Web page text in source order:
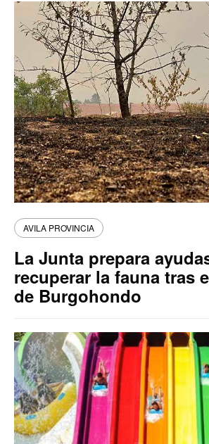
AVILA PROVINCIA
La Junta prepara
recuperar la fauna tras
de Burgohondo